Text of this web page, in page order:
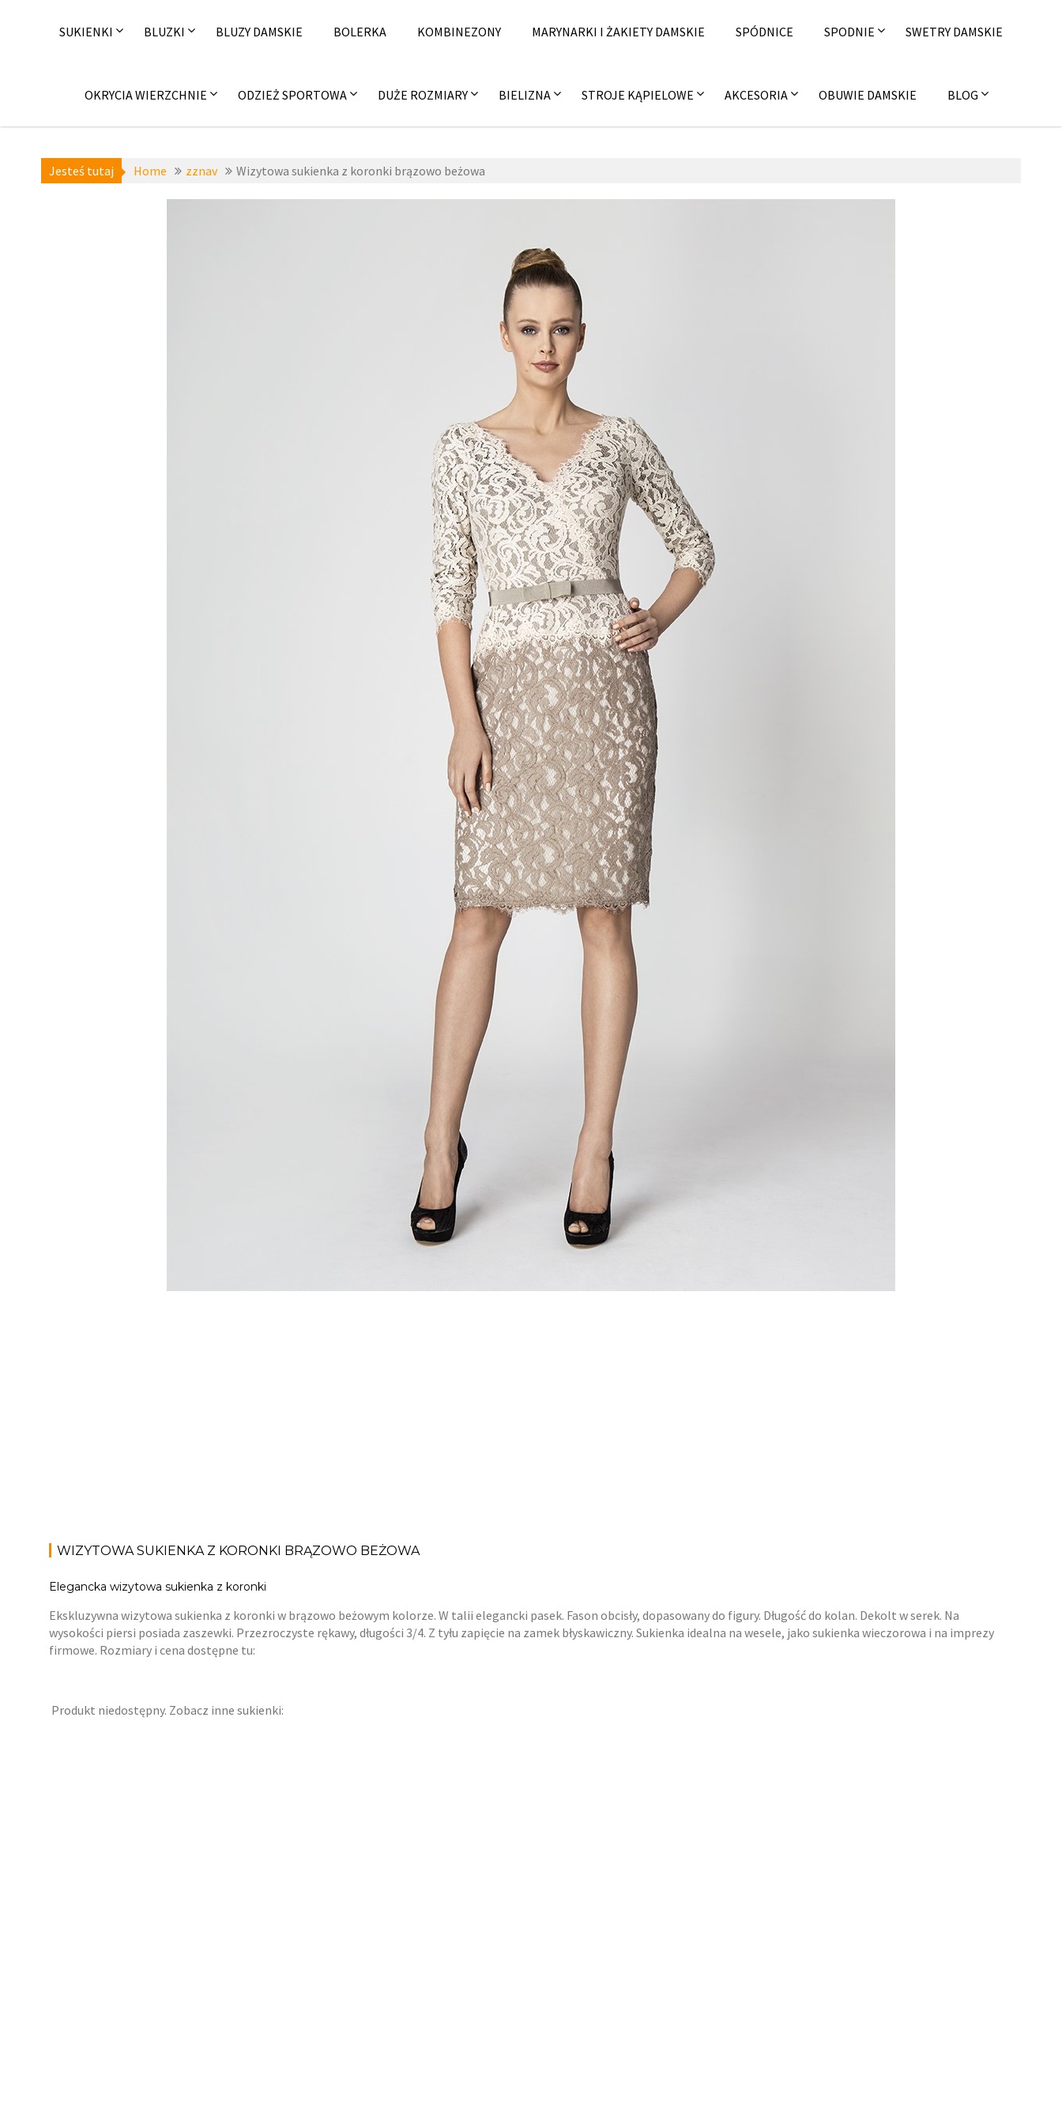
SUKIENKI BLUZKI BLUZY DAMSKIE BOLERKA KOMBINEZONY MARYNARKI I ŻAKIETY DAMSKIE SPÓDNICE SPODNIE SWETRY DAMSKIE
OKRYCIA WIERZCHNIE ODZIEŻ SPORTOWA DUŻE ROZMIARY BIELIZNA STROJE KĄPIELOWE AKCESORIA OBUWIE DAMSKIE BLOG
Jesteś tutaj Home zznav Wizytowa sukienka z koronki brązowo beżowa
WIZYTOWA SUKIENKA Z KORONKI BRĄZOWO BEŻOWA
Elegancka wizytowa sukienka z koronki
Ekskluzywna wizytowa sukienka z koronki w brązowo beżowym kolorze. W talii elegancki pasek. Fason obcisły, dopasowany do figury. Długość do kolan. Dekolt w serek. Na
wysokości piersi posiada zaszewki. Przezroczyste rękawy, długości 3/4. Z tyłu zapięcie na zamek błyskawiczny. Sukienka idealna na wesele, jako sukienka wieczorowa i na imprezy
firmowe. Rozmiary i cena dostępne tu:
Produkt niedostępny. Zobacz inne sukienki: